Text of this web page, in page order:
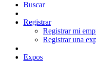
Buscar
Registrar
Registrar mi
Registrar una
Expos